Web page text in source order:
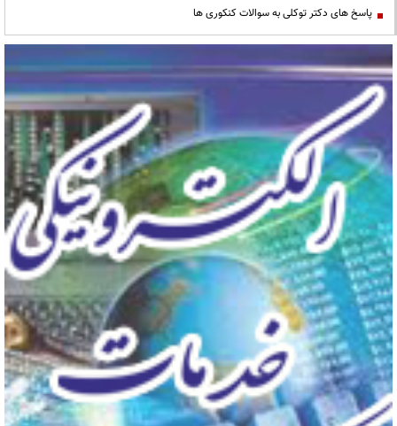
پاسخ های دکتر توکلی به سوالات کنکوری ها